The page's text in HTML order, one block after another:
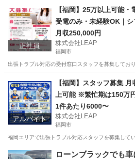
正社員
【福岡】25万以上可能・
受電のみ・未経験OK｜
月収250,000円
株式会社LEAP
福岡市
出張トラブル対応の受付窓口スタッフを募集してお
その他 未経験
アルバイト
【福岡】スタッフ募集 月収例 50万円〜80万円以
上可能 ※繁忙期は150万円以
来高制 1件あたり平均10,000円 1日2〜7
対応 日収目安：20,000円
1件あたり6000〜
株式会社LEAP
福岡市
福岡エリアで出張トラブル対応スタッフを募集して
福岡 福岡市 その他 スタッフ
ローンブラックでも